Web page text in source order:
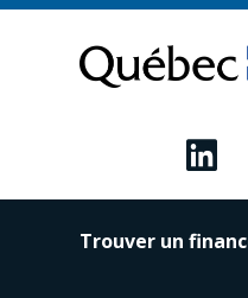
contenu
Trouver un